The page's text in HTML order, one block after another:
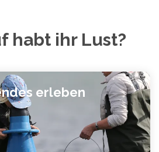
habt ihr Lust?
erleben